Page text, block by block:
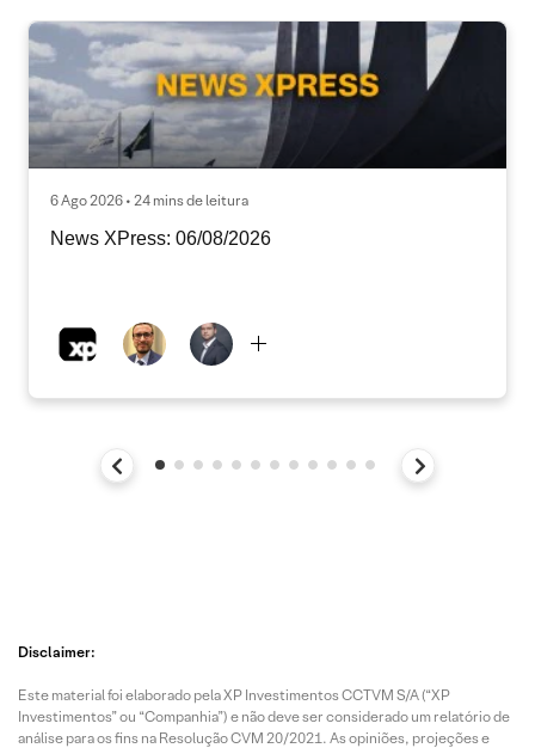
6 Ago 2026 • 24 mins de leitura
News XPress: 06/08/2026
Disclaimer:
Este material foi elaborado pela XP Investimentos CCTVM S/A (“XP
Investimentos” ou “Companhia”) e não deve ser considerado um relatório de
análise para os fins na Resolução CVM 20/2021. As opiniões, projeções e